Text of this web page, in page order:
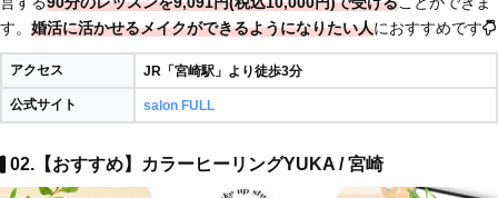
す。 婚活に活かせるメイクができるようになりたい人におすすめです
アクセス JR「宮崎駅」より徒歩3分
公式サイト salon FULL
02.【おすすめ】カラーヒーリングYUKA / 宮崎